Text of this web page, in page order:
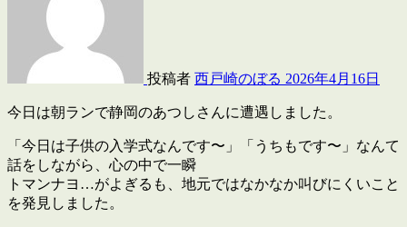
投稿者 西戸崎のぼる 2026年4月16日
今日は朝ランで静岡のあつしさんに遭遇しました。
「今日は子供の入学式なんです〜」「うちもです〜」なんて
話をしながら、心の中で一瞬
トマンナヨ…がよぎるも、地元ではなかなか叫びにくいこと
を発見しました。